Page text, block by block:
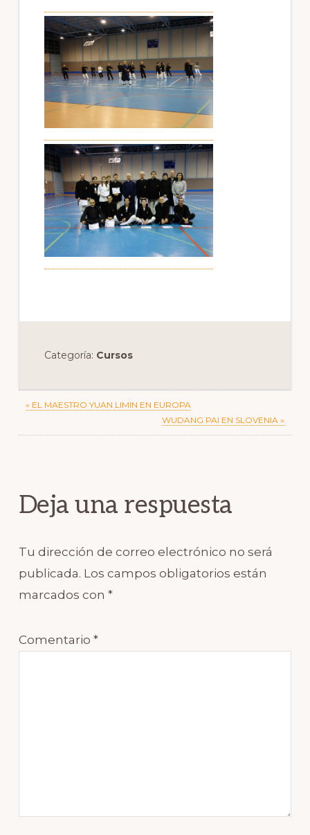
Categoría: Cursos
Previous
« EL MAESTRO YUAN LIMIN EN EUROPA
Next
Post:
WUDANG PAI EN SLOVENIA »
Deja una respuesta
Tu dirección de correo electrónico no será
publicada. Los campos obligatorios están
marcados con *
Comentario *